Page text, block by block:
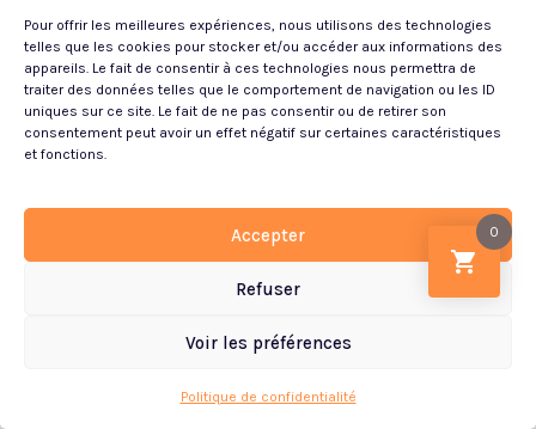
Pour offrir les meilleures expériences, nous utilisons des technologies
telles que les cookies pour stocker et/ou accéder aux informations des
appareils. Le fait de consentir à ces technologies nous permettra de
traiter des données telles que le comportement de navigation ou les ID
uniques sur ce site. Le fait de ne pas consentir ou de retirer son
consentement peut avoir un effet négatif sur certaines caractéristiques
et fonctions.
Accepter
Refuser
Voir les préférences
Politique de confidentialité
713 Ressorts Ensachés Sensoft Intégral®...
1 x [ 140 x 190 ] (2 pers.)
Confort:Ferme
Accueil:Enveloppant
1159.00
VOIR LE PRODUIT
0